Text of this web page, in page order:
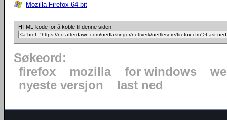
Mozilla Firefox 64-bit
HTML-kode for å koble til denne siden:
Søkeord:
firefox
mozilla for windows
nyeste versjon
last ned